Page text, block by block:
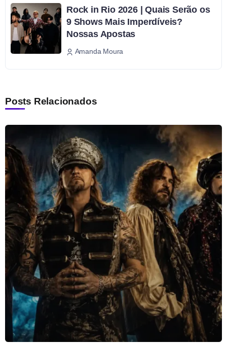
Rock in Rio 2026 | Quais Serão os
9 Shows Mais Imperdíveis?
Nossas Apostas
Amanda Moura
Posts Relacionados